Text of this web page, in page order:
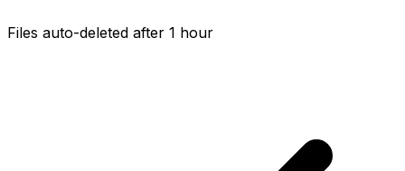
Files auto-deleted after 1 hour